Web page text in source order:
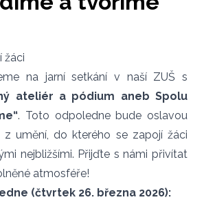
žáci
na jarní setkání v naší ZUŠ s
ateliér a pódium aneb Spolu
. Toto odpoledne bude oslavou
z umění, do kterého se zapojí žáci
nejbližšími. Přijďte s námi přivítat
atmosféře!
(čtvrtek 26. března 2026):